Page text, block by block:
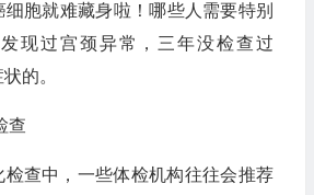
细胞就难藏身啦！哪些人需要特别
现过宫颈异常，三年没检查过
的。
查
检查中，一些体检机构往往会推荐